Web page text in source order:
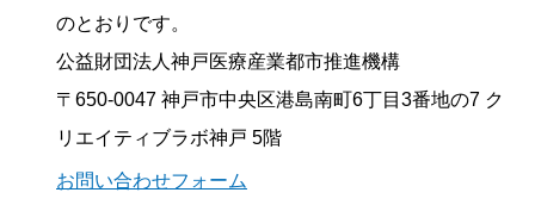
のとおりです。
公益財団法人神戸医療産業都市推進機構
〒650-0047 神戸市中央区港島南町6丁目3番地の7 ク
リエイティブラボ神戸 5階
お問い合わせフォーム